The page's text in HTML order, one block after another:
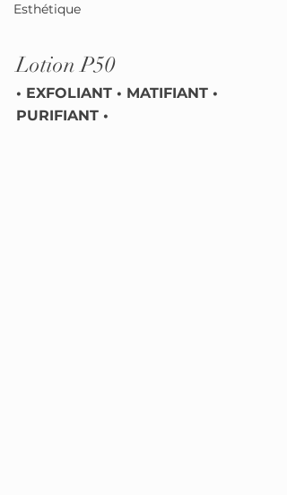
Esthétique
Lotion P50
• EXFOLIANT • MATIFIANT •
PURIFIANT •